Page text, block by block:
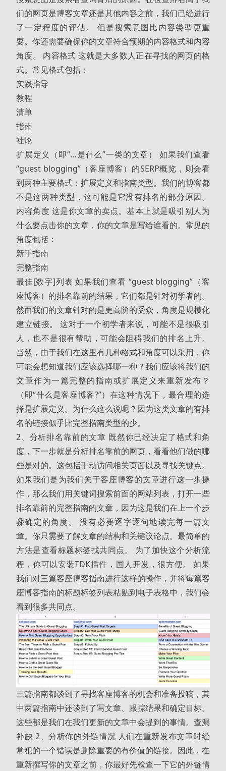
们的网页是博客文章还是其他内容之前，我们已经进行
了一定程度的评估。 但是搜索意图比内容类型更重
要。你还需要确保你的文章符合预期的内容格式和内容
角度。 内容格式 这就是大多数人正在寻找的网页的格
式。常见格式包括：
实践指导
教程
清单
指南
社论
扩展定义（即“…是什么”一类的文章） 如果我们查看
“guest blogging”（客座博客）的SERP概览，则会看
到两种主要格式：扩展定义和指南类型。我们的博客都
不是这两种类型，这可能是它没有排名的部分原因。
内容角度 这是你文章的卖点。基本上就是吸引别人为
什么要点击你的文章，你的文章是写给谁看的。常见的
角度包括：
新手指南
完整指南
最佳[数字]列表 如果我们查看 “guest blogging”（客
座博客）的排名靠前的结果，它们都是针对初学者的。
然而我们的文章针对的是更高阶的受众，角度是规模化
建立链接。 这对于一个初学者来说，可能不是很吸引
人，也不是很有帮助，可能会阻碍我们的排名上升。
当然，由于我们在这里有几种格式和角度可以采用，你
可能会想知道我们应该选择哪一种？我们应该将我们的
文章作为一篇完整的指南或扩展定义来重新发布？
（即“什么是客座博客?”）在这种情况下，最合理的选
择是扩展定义。为什么这么说呢？因为这类文章的有排
名的链接似乎比完整指南类型的少。
2、分析排名靠前的文章 既然你已经决定了格式和角
度，下一步就是分析排名靠前的网页，看看他们做的哪
些是对的。这包括手动访问相关页面以及寻找关键点。
如果我们是为我们关于客座博客的文章进行这一步操
作，那么我们用关键词搜索前面的网站列表，打开一些
排名靠前的完整指南的文章，因为这是我们在上一个步
骤确定的角度。 没有必要逐字逐句地读完每一篇文
章。你只需要了解文章的结构和关键议论点。最简单的
方法是查看标题标签找共同点。 为了加快这个分析流
程，你可以安装TDK插件，国人开发，很方便。 如果
我们对三篇客座博客指南进行这样的操作，并将每篇客
座博客指南的标题标签列表粘贴到电子表格中，我们会
看到很多共同点。
三篇指南都谈到了寻找客座博客的机会和准备投稿，其
中两篇指南中还谈到了写文章、跟踪结果和确定目标。
这些都是我们在我们更新的文章中会提到的事情。查漏
补缺 2、分析你的外链情况 人们在重新发布文章时经
常犯的一个错误是删除重要的有价值的链接。因此，在
重新撰写你的文章之前，你最好先检查一下它的外链情